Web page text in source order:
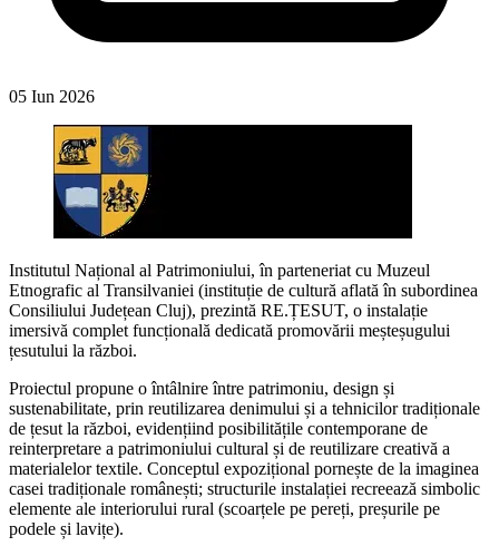
05 Iun 2026
Institutul Național al Patrimoniului, în parteneriat cu Muzeul
Etnografic al Transilvaniei (instituție de cultură aflată în subordinea
Consiliului Județean Cluj), prezintă RE.ȚESUT, o instalație
imersivă complet funcțională dedicată promovării meșteșugului
țesutului la război.
Proiectul propune o întâlnire între patrimoniu, design și
sustenabilitate, prin reutilizarea denimului și a tehnicilor tradiționale
de țesut la război, evidențiind posibilitățile contemporane de
reinterpretare a patrimoniului cultural și de reutilizare creativă a
materialelor textile. Conceptul expozițional pornește de la imaginea
casei tradiționale românești; structurile instalației recreează simbolic
elemente ale interiorului rural (scoarțele pe pereți, preșurile pe
podele și lavițe).